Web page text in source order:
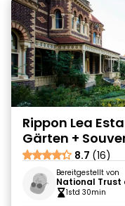
Rippon Lea
Gärten +
8.7 (16)
Bereitgestellt von
National
1std 30min